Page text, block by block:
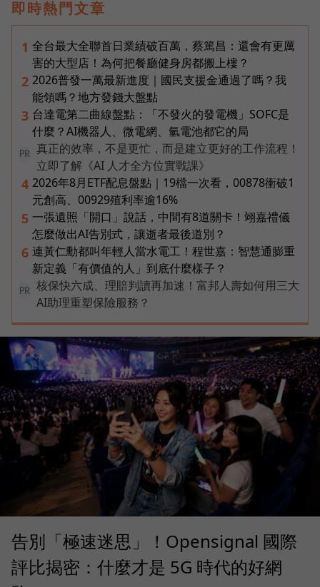
即時熱門文章
1 全台最大全聯首日業績破百萬，蔡篤昌：還會有更厲
害的大型店！為何把餐廳健身房都搬上樓？
2 2026普發一萬最新進度｜國民支援金通過了嗎？我
能領嗎？地方發錢大盤點
3 台達電第二曲線盤點：「不發火的發電機」SOFC是
什麼？AI機器人、微電網、氫電池都它的局
PR
真正的效率，不是更忙，而是建立更好的工作流程！
立即了解《AI 人才全方位實戰課》
4 2026年8月ETF配息盤點｜19檔一次看，00878衝破1
元創高、00929殖利率逾16%
5 一張遺照「開口」說話，中間有8道關卡！翊嘉禮儀
怎麼做出AI告別式，讓逝者最後道別？
6 連黃仁勳都叫年輕人當水電工！程世嘉：智慧通膨重
新定義「有價值的人」到底什麼樣子？
PR
核保快六成、理賠判讀再加速！富邦人壽如何用三大
AI助理重塑保險服務？
告別「極速迷思」！Opensignal 國際
評比揭密：什麼才是 5G 時代的好網